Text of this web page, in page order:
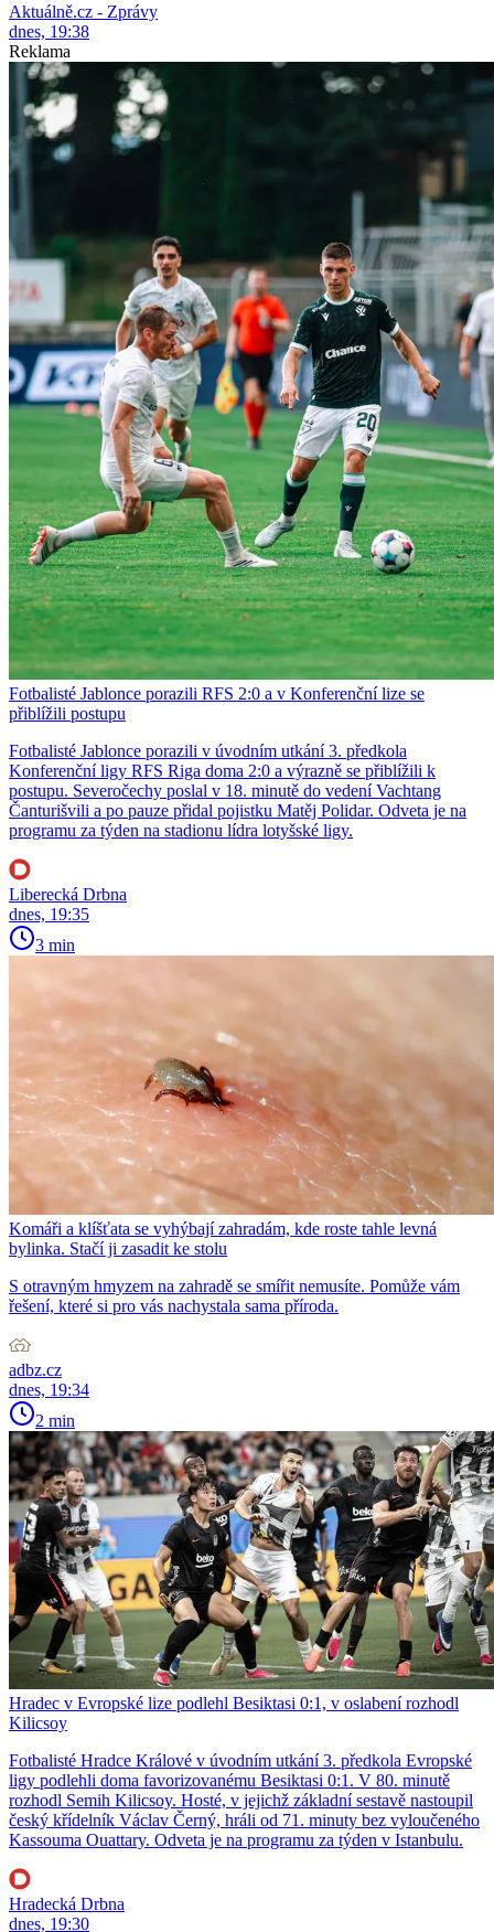
Aktuálně.cz - Zprávy
dnes, 19:38
Reklama
Fotbalisté Jablonce porazili RFS 2:0 a v Konferenční lize se
přiblížili postupu
Fotbalisté Jablonce porazili v úvodním utkání 3. předkola
Konferenční ligy RFS Riga doma 2:0 a výrazně se přiblížili k
postupu. Severočechy poslal v 18. minutě do vedení Vachtang
Čanturišvili a po pauze přidal pojistku Matěj Polidar. Odveta je na
programu za týden na stadionu lídra lotyšské ligy.
Liberecká Drbna
dnes, 19:35
3 min
Komáři a klíšťata se vyhýbají zahradám, kde roste tahle levná
bylinka. Stačí ji zasadit ke stolu
S otravným hmyzem na zahradě se smířit nemusíte. Pomůže vám
řešení, které si pro vás nachystala sama příroda.
adbz.cz
dnes, 19:34
2 min
Hradec v Evropské lize podlehl Besiktasi 0:1, v oslabení rozhodl
Kilicsoy
Fotbalisté Hradce Králové v úvodním utkání 3. předkola Evropské
ligy podlehli doma favorizovanému Besiktasi 0:1. V 80. minutě
rozhodl Semih Kilicsoy. Hosté, v jejichž základní sestavě nastoupil
český křídelník Václav Černý, hráli od 71. minuty bez vyloučeného
Kassouma Ouattary. Odveta je na programu za týden v Istanbulu.
Hradecká Drbna
dnes, 19:30